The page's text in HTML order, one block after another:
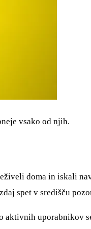
vsako od njih.
doma in iskali
spet v središču
uporabnikov